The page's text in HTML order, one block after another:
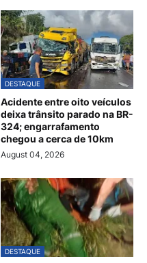
DESTAQUE
Acidente entre oito veículos
deixa trânsito parado na BR-
324; engarrafamento
chegou a cerca de 10km
August 04, 2026
DESTAQUE